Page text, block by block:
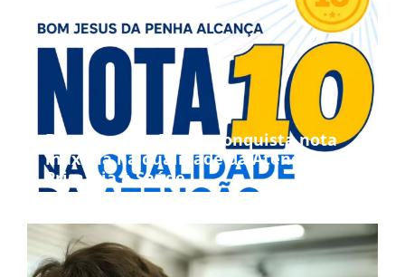
Bom Jesus da Penha conquista nota
máxima na qualidade da Atenção
Primária à Saúde